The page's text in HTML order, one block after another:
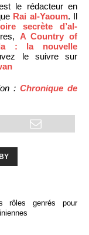
le rédacteur en
Rai al-Yaoum. Il
secrète d’al-
A Country of
: la nouvelle
le suivre sur
:Chronique de
rôles genrés pour